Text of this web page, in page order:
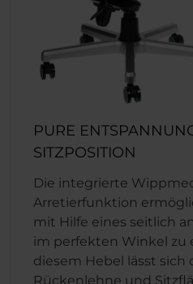
PURE
SITZPOSITION
Die integrierte
Arretierfunktion
mit Hilfe eines seitlich
im perfekten Winkel zu
diesem Hebel lässt sich
Rückenlehne und